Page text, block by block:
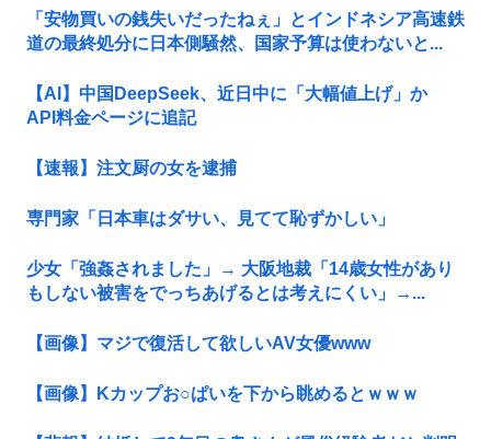
「安物買いの銭失いだったねぇ」とインドネシア高速鉄
道の最終処分に日本側騒然、国家予算は使わないと...
【AI】中国DeepSeek、近日中に「大幅値上げ」か
API料金ページに追記
【速報】注文厨の女を逮捕
専門家「日本車はダサい、見てて恥ずかしい」
少女「強姦されました」→ 大阪地裁「14歳女性があり
もしない被害をでっちあげるとは考えにくい」→...
【画像】マジで復活して欲しいAV女優www
【画像】Kカップお○ぱいを下から眺めるとｗｗｗ